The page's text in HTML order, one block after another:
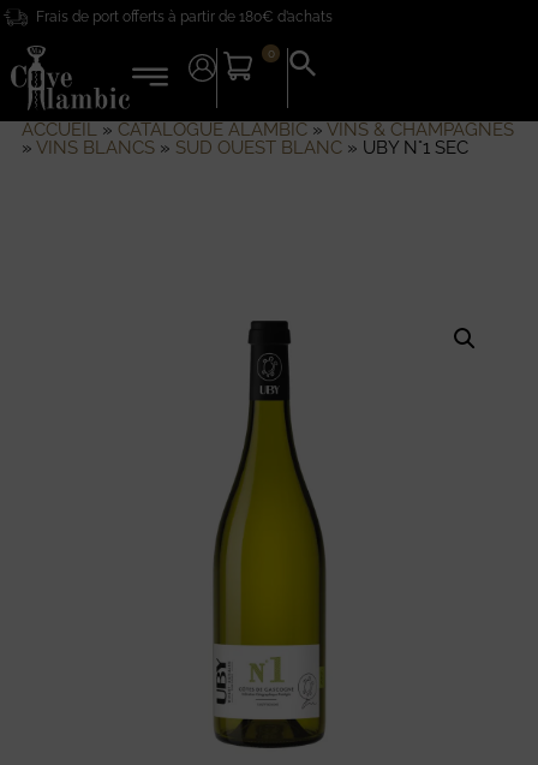
Frais de port offerts à partir de 180€ d’achats
0
Search
for:
ACCUEIL» CATALOGUE ALAMBIC» VINS & CHAMPAGNES
» VINS BLANCS» SUD OUEST BLANC» UBY N°1 SEC